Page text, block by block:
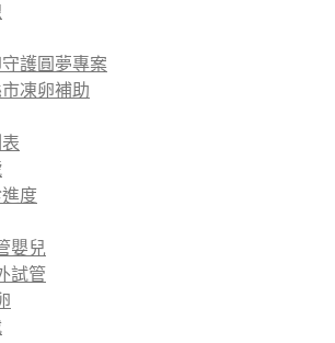
護圓夢專案
市凍卵補助
度
嬰兒
試管